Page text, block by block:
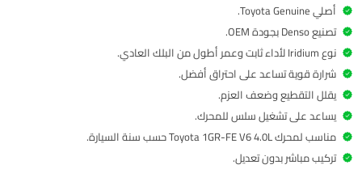
أصلي Toyota Genuine.
تصنيع Denso بجودة OEM.
نوع Iridium لأداء ثابت وعمر أطول من البلك العادي.
شرارة قوية تساعد على احتراق أفضل.
يقلل التقطيع وضعف العزم.
يساعد على تشغيل سلس للمحرك.
مناسب لمحرك Toyota 1GR-FE V6 4.0L حسب سنة السيارة.
تركيب مباشر بدون تعديل.